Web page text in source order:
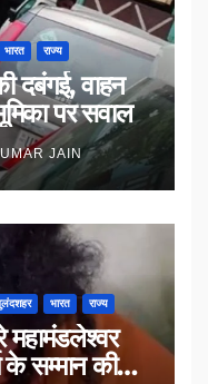
भारत राज्य
पर सवाल
JAIN
भारत राज्य
महामंडलेश्वर
के सम्मान की